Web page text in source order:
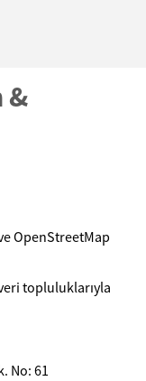
&
OpenStreetMap
veri topluluklarıyla
No: 61